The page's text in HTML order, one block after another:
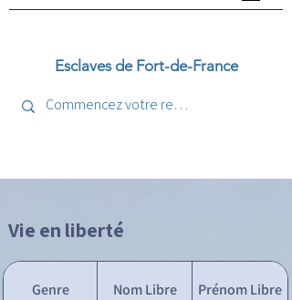
Esclaves de Fort-de-France
Vie en liberté
Genre Nom Libre Prénom Libre